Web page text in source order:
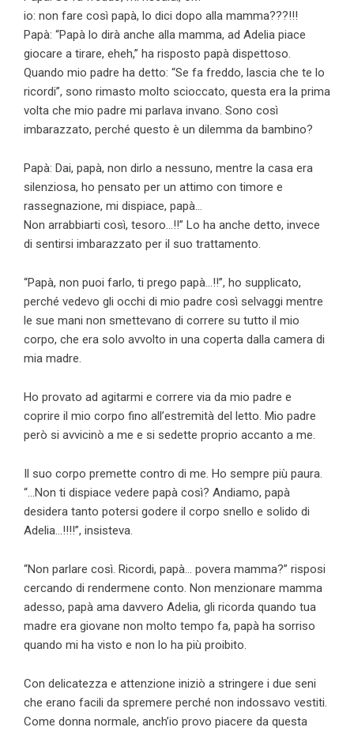
io: non fare così papà, lo dici dopo alla mamma???!!!
Papà: “Papà lo dirà anche alla mamma, ad Adelia piace
giocare a tirare, eheh,” ha risposto papà dispettoso.
Quando mio padre ha detto: “Se fa freddo, lascia che te lo
ricordi”, sono rimasto molto scioccato, questa era la prima
volta che mio padre mi parlava invano. Sono così
imbarazzato, perché questo è un dilemma da bambino?
Papà: Dai, papà, non dirlo a nessuno, mentre la casa era
silenziosa, ho pensato per un attimo con timore e
rassegnazione, mi dispiace, papà…
Non arrabbiarti così, tesoro…!!” Lo ha anche detto, invece
di sentirsi imbarazzato per il suo trattamento.
“Papà, non puoi farlo, ti prego papà…!!”, ho supplicato,
perché vedevo gli occhi di mio padre così selvaggi mentre
le sue mani non smettevano di correre su tutto il mio
corpo, che era solo avvolto in una coperta dalla camera di
mia madre.
Ho provato ad agitarmi e correre via da mio padre e
coprire il mio corpo fino all’estremità del letto. Mio padre
però si avvicinò a me e si sedette proprio accanto a me.
Il suo corpo premette contro di me. Ho sempre più paura.
“…Non ti dispiace vedere papà così? Andiamo, papà
desidera tanto potersi godere il corpo snello e solido di
Adelia…!!!!”, insisteva.
“Non parlare così. Ricordi, papà… povera mamma?” risposi
cercando di rendermene conto. Non menzionare mamma
adesso, papà ama davvero Adelia, gli ricorda quando tua
madre era giovane non molto tempo fa, papà ha sorriso
quando mi ha visto e non lo ha più proibito.
Con delicatezza e attenzione iniziò a stringere i due seni
che erano facili da spremere perché non indossavo vestiti.
Come donna normale, anch’io provo piacere da questa